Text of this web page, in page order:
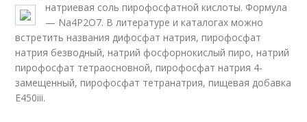
натриевая соль пирофосфатной кислоты. Формула
— Na4Р2О7. В литературе и каталогах можно
встретить названия дифосфат натрия, пирофосфат
натрия безводный, натрий фосфорнокислый пиро, натрий
пирофосфат тетраосновной, пирофосфат натрия 4-
замещенный, пирофосфат тетранатрия, пищевая добавка
E450iii.